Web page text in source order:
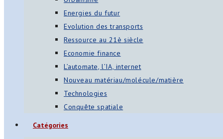
Energies du futur
Evolution des transports
Ressource au 21è siècle
Economie finance
L’automate, l’IA, internet
Nouveau matériau/molécule/matière
Technologies
Conquête spatiale
Catégories